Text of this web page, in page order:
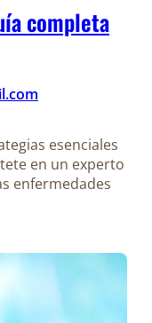
completa
esenciales
en un experto
enfermedades